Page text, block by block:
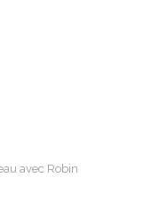
avec Robin